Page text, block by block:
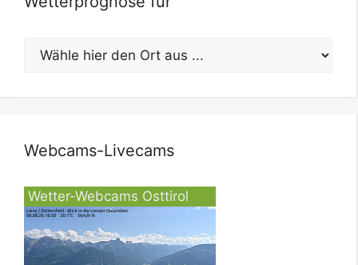
Webcams-Livecams
Wetter-Webcams Osttirol